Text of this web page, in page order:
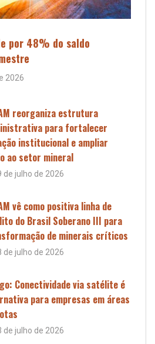
por 48% do saldo
2026
reorganiza estrutura
para fortalecer
institucional e ampliar
ao setor mineral
de julho de 2026
vê como positiva linha de
do Brasil Soberano III para
de minerais críticos
de julho de 2026
Conectividade via satélite é
para empresas em áreas
de julho de 2026